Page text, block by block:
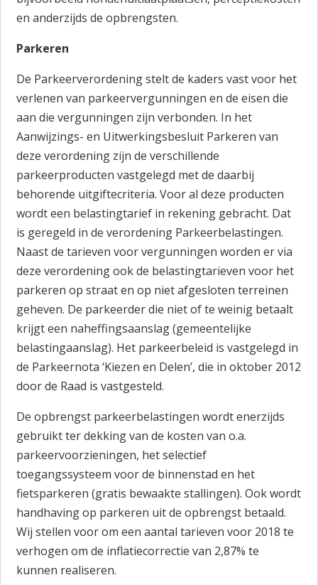
en anderzijds de opbrengsten.
Parkeren
De Parkeerverordening stelt de kaders vast voor het
verlenen van parkeervergunningen en de eisen die
aan die vergunningen zijn verbonden. In het
Aanwijzings- en Uitwerkingsbesluit Parkeren van
deze verordening zijn de verschillende
parkeerproducten vastgelegd met de daarbij
behorende uitgiftecriteria. Voor al deze producten
wordt een belastingtarief in rekening gebracht. Dat
is geregeld in de verordening Parkeerbelastingen.
Naast de tarieven voor vergunningen worden er via
deze verordening ook de belastingtarieven voor het
parkeren op straat en op niet afgesloten terreinen
geheven. De parkeerder die niet of te weinig betaalt
krijgt een naheffingsaanslag (gemeentelijke
belastingaanslag). Het parkeerbeleid is vastgelegd in
de Parkeernota ‘Kiezen en Delen’, die in oktober 2012
door de Raad is vastgesteld.
De opbrengst parkeerbelastingen wordt enerzijds
gebruikt ter dekking van de kosten van o.a.
parkeervoorzieningen, het selectief
toegangssysteem voor de binnenstad en het
fietsparkeren (gratis bewaakte stallingen). Ook wordt
handhaving op parkeren uit de opbrengst betaald.
Wij stellen voor om een aantal tarieven voor 2018 te
verhogen om de inflatiecorrectie van 2,87% te
kunnen realiseren.